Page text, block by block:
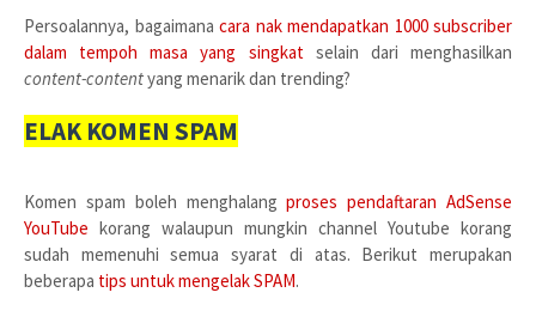
Persoalannya, bagaimana cara nak mendapatkan 1000 subscriber
dalam tempoh masa yang singkat selain dari menghasilkan
content-contentyang menarik dan trending?
ELAK KOMEN SPAM
Komen spam boleh menghalangproses pendaftaran AdSense
YouTube korang walaupun mungkin channel Youtube korang
sudah memenuhi semua syarat di atas. Berikut merupakan
beberapa tips untuk mengelak SPAM.